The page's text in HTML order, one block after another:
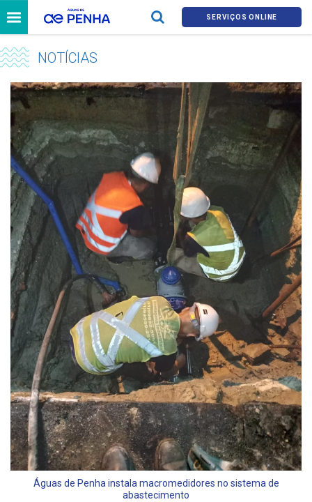
SERVIÇOS ONLINE
NOTÍCIAS
Águas de Penha instala macromedidores no sistema de
abastecimento